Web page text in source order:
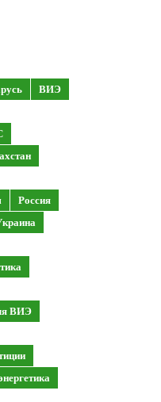
ВИЭ
Россия
ВИЭ